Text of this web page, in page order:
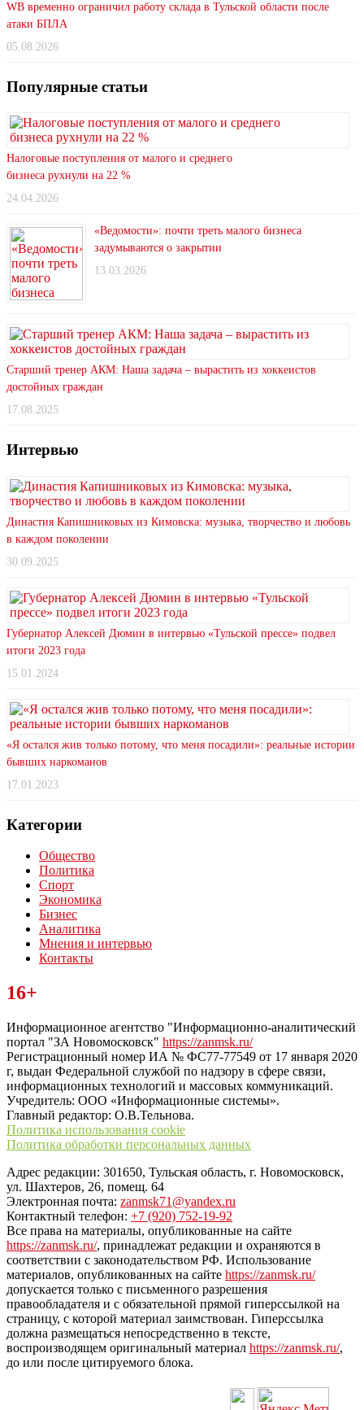
WB временно ограничил работу склада в Тульской области после
атаки БПЛА
05.08.2026
Популярные статьи
Налоговые поступления от малого и среднего
бизнеса рухнули на 22 %
24.04.2026
«Ведомости»: почти треть малого бизнеса
задумываются о закрытии
13.03.2026
Старший тренер АКМ: Наша задача – вырастить из хоккеистов
достойных граждан
17.08.2025
Интервью
Династия Капишниковых из Кимовска: музыка, творчество и любовь
в каждом поколении
30.09.2025
Губернатор Алексей Дюмин в интервью «Тульской прессе» подвел
итоги 2023 года
15.01.2024
«Я остался жив только потому, что меня посадили»: реальные истории
бывших наркоманов
17.01.2023
Категории
Общество
Политика
Спорт
Экономика
Бизнес
Аналитика
Мнения и интервью
Контакты
Читайте последние новости дня в Тульской области на сайте
“ЗаНовомосковск”
16+
Информационное агентство "Информационно-аналитический
портал "ЗА Новомосковск" https://zanmsk.ru/
Регистрационный номер ИА № ФС77-77549 от 17 января 2020
г, выдан Федеральной службой по надзору в сфере связи,
информационных технологий и массовых коммуникаций.
Учредитель: ООО «Информационные системы».
Главный редактор: О.В.Тельнова.
Политика использования cookie
Политика обработки персональных данных
Адрес редакции: 301650, Тульская область, г. Новомосковск,
ул. Шахтеров, 26, помещ. 64
Электронная почта: zanmsk71@yandex.ru
Контактный телефон: +7 (920) 752-19-92
Все права на материалы, опубликованные на сайте
https://zanmsk.ru/, принадлежат редакции и охраняются в
соответствии с законодательством РФ. Использование
материалов, опубликованных на сайте https://zanmsk.ru/
допускается только с письменного разрешения
правообладателя и с обязательной прямой гиперссылкой на
страницу, с которой материал заимствован. Гиперссылка
должна размещаться непосредственно в тексте,
воспроизводящем оригинальный материал https://zanmsk.ru/,
до или после цитируемого блока.